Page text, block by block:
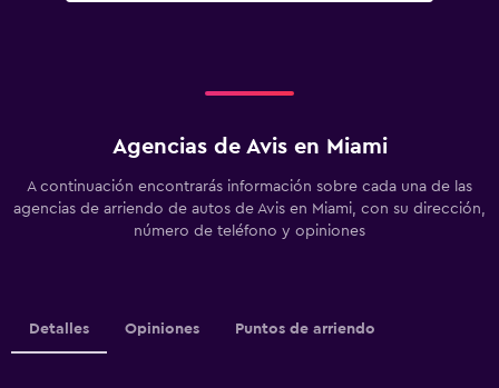
Agencias de Avis en Miami
A continuación encontrarás información sobre cada una de las
agencias de arriendo de autos de Avis en Miami, con su dirección,
número de teléfono y opiniones
Detalles Opiniones Puntos de arriendo